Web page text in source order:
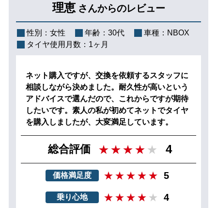
理恵 さんからのレビュー
性別： 女性 年齢： 30代 車種： NBOX
タイヤ使用月数： 1ヶ月
ネット購入ですが、交換を依頼するスタッフに
相談しながら決めました。耐久性が高いという
アドバイスで選んだので、これからですが期待
したいです。素人の私が初めてネットでタイヤ
を購入しましたが、大変満足しています。
総合評価 4
価格満足度 5
乗り心地 4